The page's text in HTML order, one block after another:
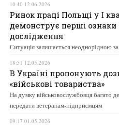
10:40 12.06.2026
Ринок праці Польщі у І
демонструє перші ознаки
дослідження
Ситуація залишається неоднорідною
18:51 12.05.2026
В Україні пропонують
«військові товариства»
На думку військовослужбовця багато
передати ветеранам-підприємцям
09:17 01.05.2026